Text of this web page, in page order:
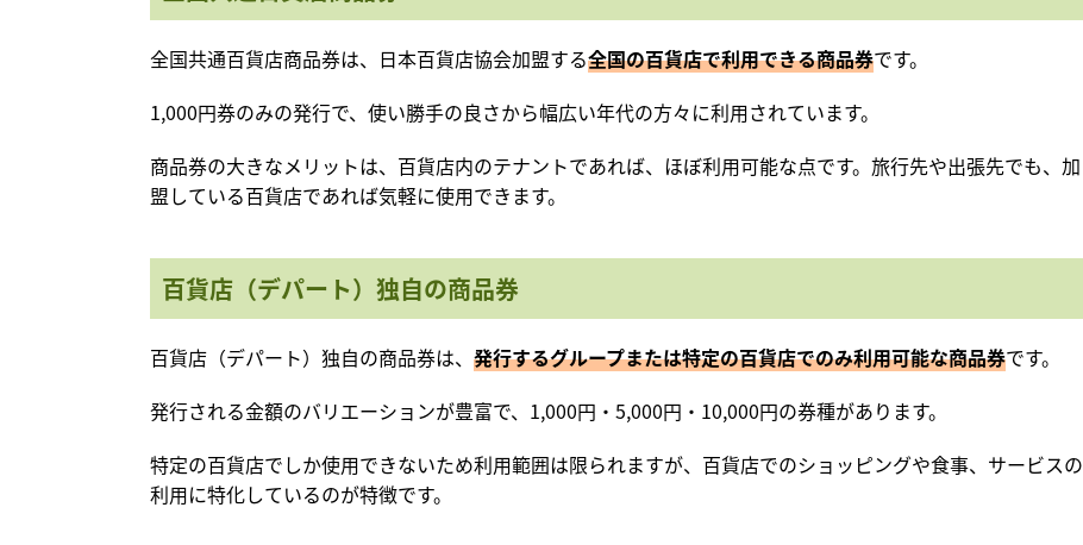
全国共通百貨店商品券は、日本百貨店協会加盟する全国の百貨店で利用できる商品券です。
1,000円券のみの発行で、使い勝手の良さから幅広い年代の方々に利用されています。
商品券の大きなメリットは、百貨店内のテナントであれば、ほぼ利用可能な点です。旅行先や出張先でも、加
盟している百貨店であれば気軽に使用できます。
百貨店（デパート）独自の商品券
百貨店（デパート）独自の商品券は、 発行するグループまたは特定の百貨店でのみ利用可能な商品券です。
発行される金額のバリエーションが豊富で、1,000円・5,000円・10,000円の券種があります。
特定の百貨店でしか使用できないため利用範囲は限られますが、百貨店でのショッピングや食事、サービスの
利用に特化しているのが特徴です。